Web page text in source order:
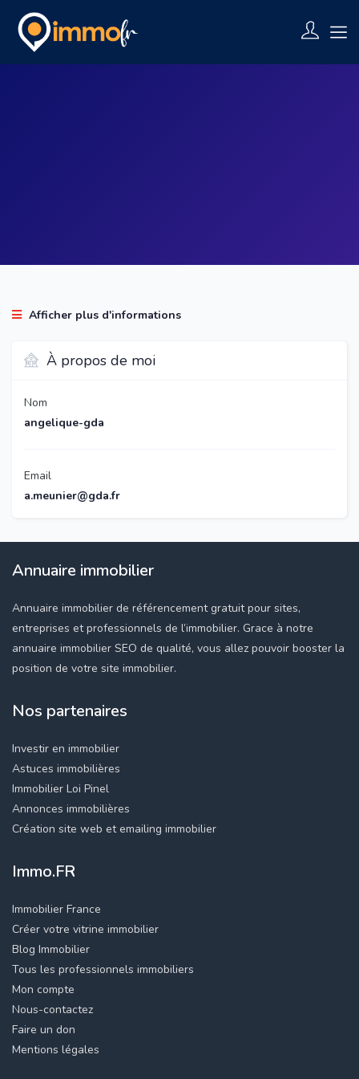
Commentaires (0)
Afficher plus d'informations
À propos de moi
Nom
angelique-gda
Email
a.meunier@gda.fr
Annuaire immobilier
Annuaire immobilier de référencement gratuit pour sites,
entreprises et professionnels de l’immobilier. Grace à notre
annuaire immobilier SEO de qualité, vous allez pouvoir booster la
position de votre site immobilier.
Nos partenaires
Investir en immobilier
Astuces immobilières
Immobilier Loi Pinel
Annonces immobilières
Création site web et emailing immobilier
Immo.FR
Immobilier France
Créer votre vitrine immobilier
Blog Immobilier
Tous les professionnels immobiliers
Mon compte
Nous-contactez
Faire un don
Mentions légales